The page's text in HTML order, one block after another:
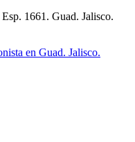
1661. Guad. Jalisco.
en Guad. Jalisco.